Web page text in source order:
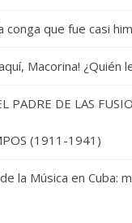
conga que fue casi
Macorina! ¿Quién
PADRE DE LAS
(1911-1941)
la Música en Cuba: